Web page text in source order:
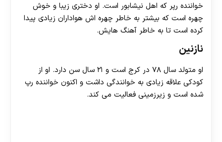
خواننده رپر که اهل نیشابور است. او دختری زیبا و خوش
چهره است که بیشتر به خاطر چهره اش هواداران زیادی پیدا
کرده است تا به خاطر آهنگ هایش.
نازنین
او متولد سال ۷۸ در کرج است و ۲۱ سال سن دارد. او از
کودکی علاقه زیادی به خوانندگی داشت و اکنون خواننده رپ
شده است و زیرزمینی فعالیت می کند.